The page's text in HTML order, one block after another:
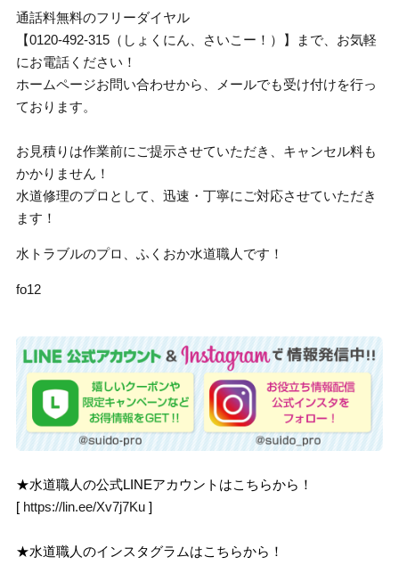
通話料無料のフリーダイヤル
【0120-492-315（しょくにん、さいこー！）】まで、お気軽
にお電話ください！
ホームページお問い合わせから、メールでも受け付けを行っ
ております。
お見積りは作業前にご提示させていただき、キャンセル料も
かかりません！
水道修理のプロとして、迅速・丁寧にご対応させていただき
ます！
水トラブルのプロ、ふくおか水道職人です！
fo12
★水道職人の公式LINEアカウントはこちらから！
[ https://lin.ee/Xv7j7Ku ]
★水道職人のインスタグラムはこちらから！